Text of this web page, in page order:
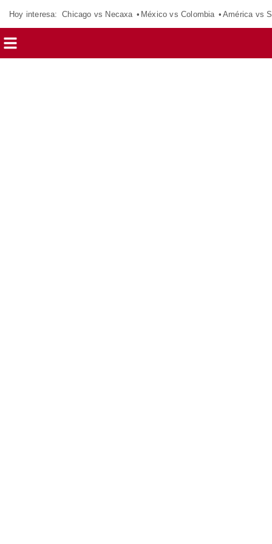
Hoy interesa: Chicago vs Necaxa México vs Colombia América vs